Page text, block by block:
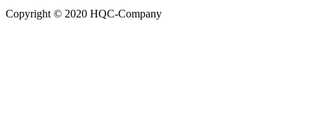
Copyright © 2020 HQC-Company